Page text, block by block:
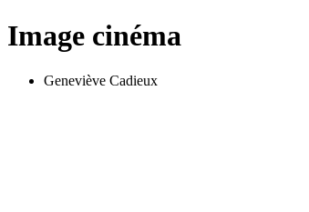
Image cinéma
Geneviève Cadieux